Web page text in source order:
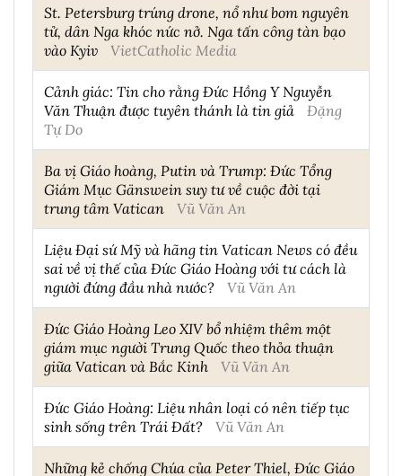
St. Petersburg trúng drone, nổ như bom nguyên
tử, dân Nga khóc nức nở. Nga tấn công tàn bạo
vào Kyiv
VietCatholic Media
Cảnh giác: Tin cho rằng Đức Hồng Y Nguyễn
Văn Thuận được tuyên thánh là tin giả
Đặng
Tự Do
Ba vị Giáo hoàng, Putin và Trump: Đức Tổng
Giám Mục Gänswein suy tư về cuộc đời tại
trung tâm Vatican
Vũ Văn An
Liệu Đại sứ Mỹ và hãng tin Vatican News có đều
sai về vị thế của Đức Giáo Hoàng với tư cách là
người đứng đầu nhà nước?
Vũ Văn An
Đức Giáo Hoàng Leo XIV bổ nhiệm thêm một
giám mục người Trung Quốc theo thỏa thuận
giữa Vatican và Bắc Kinh
Vũ Văn An
Đức Giáo Hoàng: Liệu nhân loại có nên tiếp tục
sinh sống trên Trái Đất?
Vũ Văn An
Những kẻ chống Chúa của Peter Thiel, Đức Giáo